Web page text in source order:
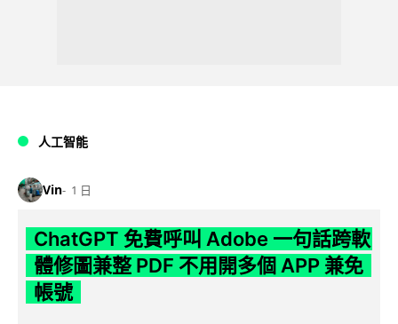
人工智能
Vin 1 日
ChatGPT 免費呼叫 Adobe 一句話跨軟
體修圖兼整 PDF 不用開多個 APP 兼免
帳號